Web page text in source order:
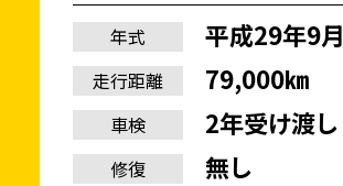
年式 平成29年9月
走行距離 79,000㎞
車検 2年受け渡し
修復 無し